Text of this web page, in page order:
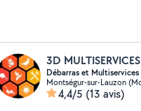
3D MULTISERVICES
Débarras et Multiservices
4,4/5 (13 avis)